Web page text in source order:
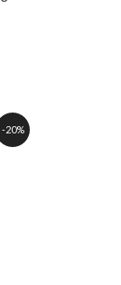
-20%